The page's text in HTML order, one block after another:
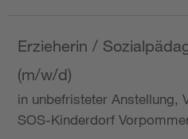
Erzieherin /
(m/w/d)
in unbefristeter Anstellung,
SOS-Kinderdorf